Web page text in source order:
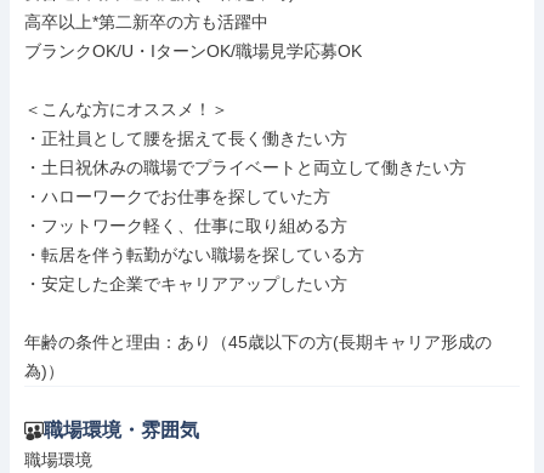
高卒以上*第二新卒の方も活躍中
ブランクOK/U・IターンOK/職場見学応募OK
＜こんな方にオススメ！＞
・正社員として腰を据えて長く働きたい方
・土日祝休みの職場でプライベートと両立して働きたい方
・ハローワークでお仕事を探していた方
・フットワーク軽く、仕事に取り組める方
・転居を伴う転勤がない職場を探している方
・安定した企業でキャリアアップしたい方
年齢の条件と理由：あり（45歳以下の方(長期キャリア形成の
為)）
職場環境・雰囲気
職場環境